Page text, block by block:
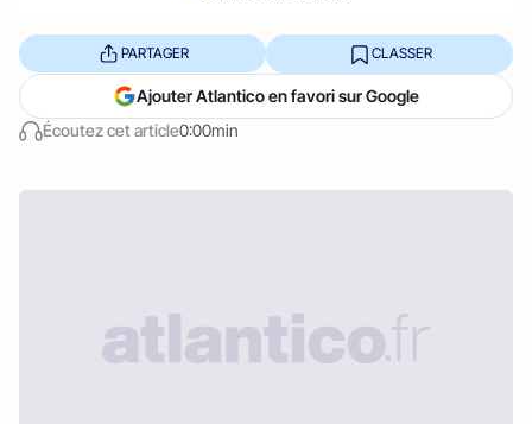
Écoutez cet article0:00min
PARTAGER CLASSER
Ajouter Atlantico en favori sur Google